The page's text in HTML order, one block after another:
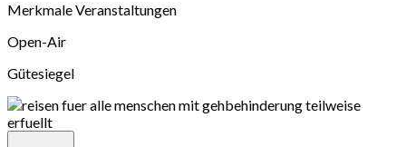
Merkmale Veranstaltungen
Open-Air
Gütesiegel